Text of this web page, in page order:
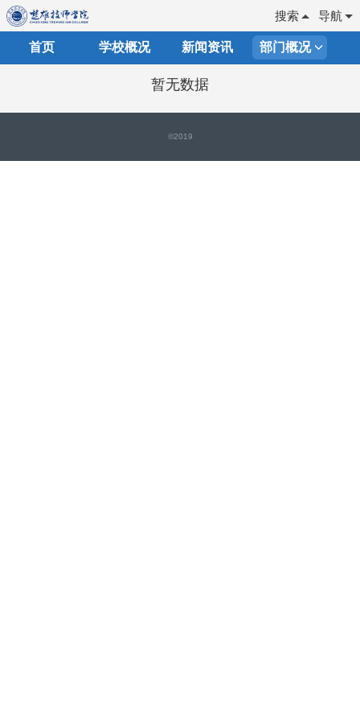
导航
搜索
首页 学校概况 新闻资讯 部门概况
暂无数据
©2019